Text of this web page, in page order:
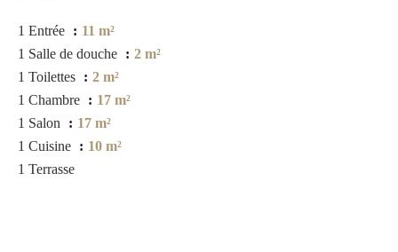
1 Entrée
11 m²
1 Salle de douche
2 m²
1 Toilettes
2 m²
1 Chambre
17 m²
1 Salon
17 m²
1 Cuisine
10 m²
1 Terrasse